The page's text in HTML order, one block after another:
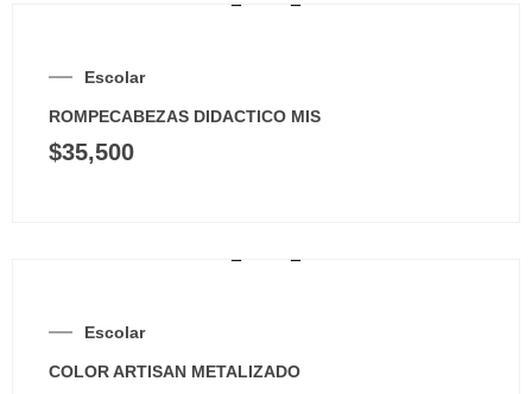
Escolar
ROMPECABEZAS DIDACTICO MIS
$35,500
Escolar
COLOR ARTISAN METALIZADO